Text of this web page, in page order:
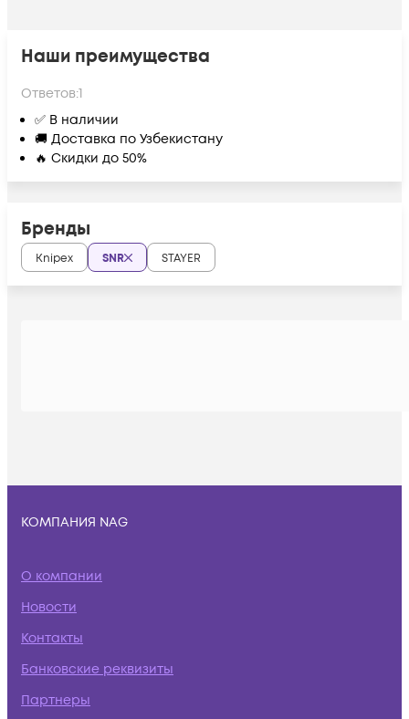
Наши преимущества
Ответов:1
✅ В наличии
🚚 Доставка по Узбекистану
🔥 Скидки до 50%
Бренды
Knipex SNR STAYER
КОМПАНИЯ NAG
О компании
Новости
Контакты
Банковские реквизиты
Партнеры